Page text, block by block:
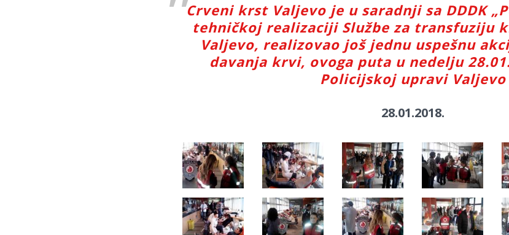
Crveni krst Valjevo je u saradnji sa DDDK
tehničkoj realizaciji Službe za transfuziju
Valjevo, realizovao još jednu uspešnu
davanja krvi, ovoga puta u nedelju
Policijskoj upravi Valjevo
28.01.2018.